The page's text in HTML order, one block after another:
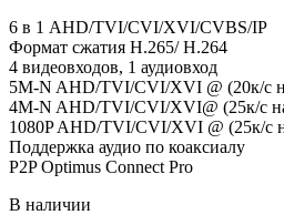
6 в 1 AHD/TVI/CVI/XVI/CVBS/IP
Формат сжатия H.265/ H.264
4 видеовходов, 1 аудиовход
5M-N AHD/TVI/CVI/XVI @ (20к/с
4M-N AHD/TVI/CVI/XVI@ (25к/с
1080P AHD/TVI/CVI/XVI @ (25к/с
Поддержка аудио по коаксиалу
P2P Optimus Connect Pro
В наличии